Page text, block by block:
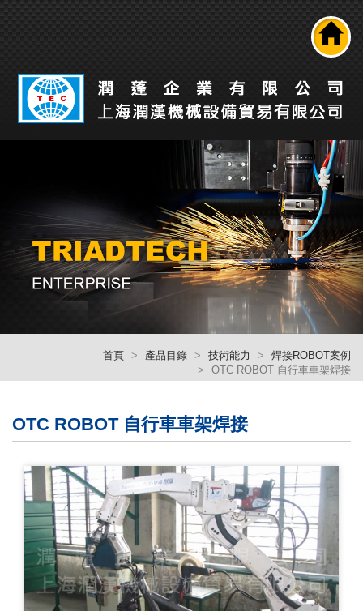
首頁 產品目錄 技術能力
焊接ROBOT案例
OTC ROBOT 自行車車架焊接
OTC ROBOT 自行車車架焊接
產品介紹
技術能力
人才招募
回首頁